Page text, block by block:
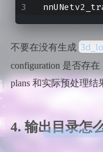
不要在没有生成
configuration 是否存在
plans 和实际预处理结
4. 输出目录怎